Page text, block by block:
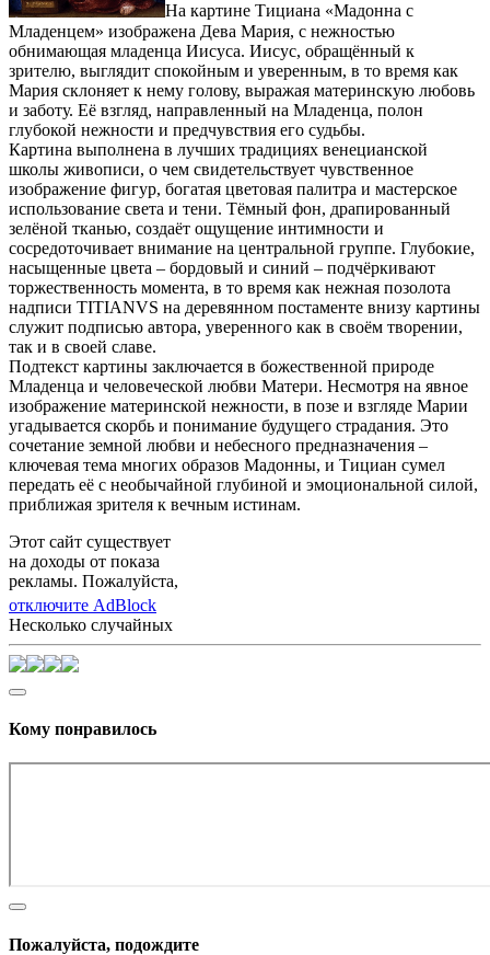
На картине Тициана «Мадонна с
Младенцем» изображена Дева Мария, с нежностью
обнимающая младенца Иисуса. Иисус, обращённый к
зрителю, выглядит спокойным и уверенным, в то время как
Мария склоняет к нему голову, выражая материнскую любовь
и заботу. Её взгляд, направленный на Младенца, полон
глубокой нежности и предчувствия его судьбы.
Картина выполнена в лучших традициях венецианской
школы живописи, о чем свидетельствует чувственное
изображение фигур, богатая цветовая палитра и мастерское
использование света и тени. Тёмный фон, драпированный
зелёной тканью, создаёт ощущение интимности и
сосредоточивает внимание на центральной группе. Глубокие,
насыщенные цвета – бордовый и синий – подчёркивают
торжественность момента, в то время как нежная позолота
надписи TITIANVS на деревянном постаменте внизу картины
служит подписью автора, уверенного как в своём творении,
так и в своей славе.
Подтекст картины заключается в божественной природе
Младенца и человеческой любви Матери. Несмотря на явное
изображение материнской нежности, в позе и взгляде Марии
угадывается скорбь и понимание будущего страдания. Это
сочетание земной любви и небесного предназначения –
ключевая тема многих образов Мадонны, и Тициан сумел
передать её с необычайной глубиной и эмоциональной силой,
приближая зрителя к вечным истинам.
Этот сайт существует
на доходы от показа
рекламы. Пожалуйста,
отключите AdBlock
Несколько случайных
Кому понравилось
Пожалуйста, подождите